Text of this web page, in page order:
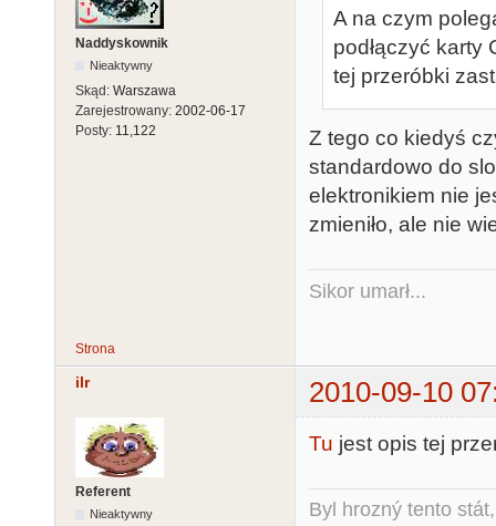
Naddyskownik
Nieaktywny
Skąd: Warszawa
Zarejestrowany: 2002-06-17
Posty: 11,122
A na czym
podłączyć karty
tej przeróbki
Z tego co kiedyś
standardowo do
elektronikiem nie
zmieniło, ale nie
Sikor umarł...
Strona
ilr 2010-09-10
Referent
Nieaktywny
Tu jest opis tej
Byl hrozný tento